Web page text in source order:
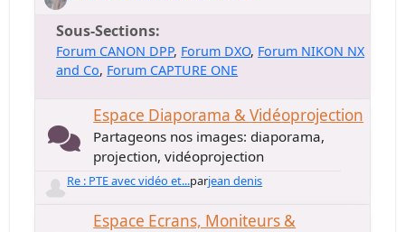
Sous-Sections
Forum CANON DPP Forum DXO Forum NIKON NX
and Co Forum CAPTURE ONE
Espace Diaporama & Vidéoprojection
Partageons nos images: diaporama,
projection, vidéoprojection
Re : PTE avec vidéo et...parjean denis
Espace Ecrans, Moniteurs &